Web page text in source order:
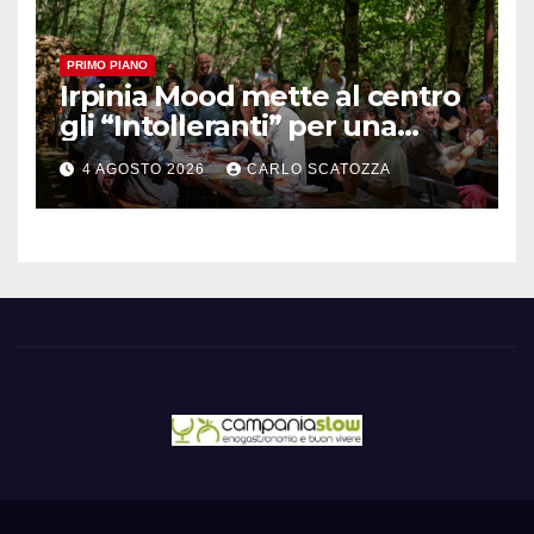
PRIMO PIANO
Irpinia Mood mette al centro
gli “Intolleranti” per una
rivoluzione sostenibile del
cibo
4 AGOSTO 2026 CARLO SCATOZZA